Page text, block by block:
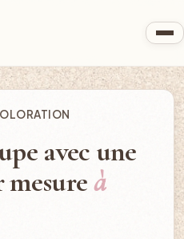
avec une
à